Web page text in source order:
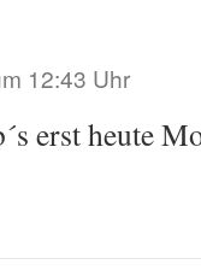
12:43 Uhr
erst heute